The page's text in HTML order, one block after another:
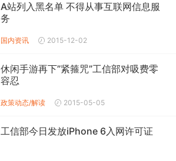
A站列入黑名单 不得从事互联网信息服
务
国内资讯 2015-12-02
休闲手游再下”紧箍咒”工信部对吸费零
容忍
政策动态/解读 2015-05-05
工信部今日发放iPhone 6入网许可证